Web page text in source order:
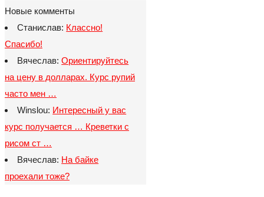
Новые комменты
Станислав: Классно!
Спасибо!
Вячеслав:Ориентируйтесь
на цену в долларах. Курс рупий
часто мен …
Winslou: Интересный у вас
курс получается … Креветки с
рисом ст …
Вячеслав: На байке
проехали тоже?